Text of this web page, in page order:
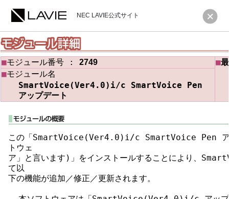
NEC LAVIE公式サイト